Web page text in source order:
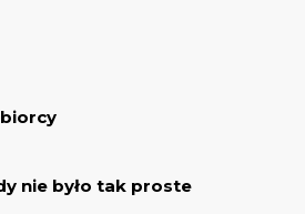
nie było tak proste